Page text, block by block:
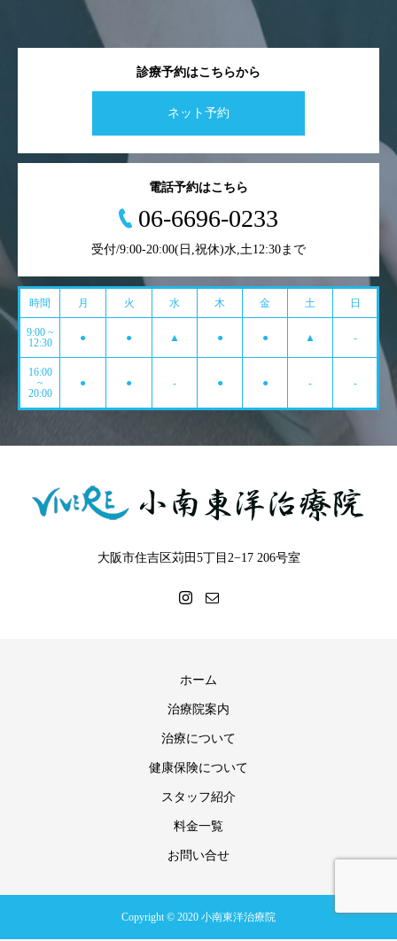
診療予約はこちらから
ネット予約
電話予約はこちら
06-6696-0233
受付/9:00-20:00(日,祝休)水,土12:30まで
時間 月 火 水 木 金 土 日
9:00 ~
12:30
● ● ▲ ● ● ▲ -
16:00
~
20:00
● ● - ● ● - -
大阪市住吉区苅田5丁目2−17 206号室
ホーム
治療院案内
治療について
健康保険について
スタッフ紹介
料金一覧
お問い合せ
Copyright © 2020 小南東洋治療院